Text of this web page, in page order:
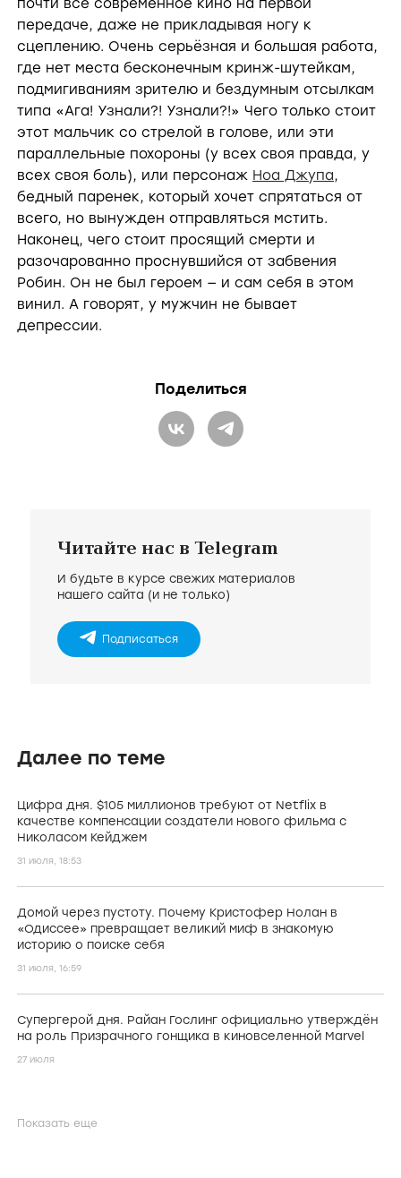
y
V
i
d
e
почти все современное кино на первой
передаче, даже не прикладывая ногу к
сцеплению. Очень серьёзная и большая работа,
где нет места бесконечным кринж-шутейкам,
подмигиваниям зрителю и бездумным отсылкам
типа «Ага! Узнали?! Узнали?!» Чего только стоит
этот мальчик со стрелой в голове, или эти
параллельные похороны (у всех своя правда, у
всех своя боль), или персонаж Ноа Джупа,
бедный паренек, который хочет спрятаться от
всего, но вынужден отправляться мстить.
Наконец, чего стоит просящий смерти и
разочарованно проснувшийся от забвения
Робин. Он не был героем — и сам себя в этом
винил. А говорят, у мужчин не бывает
депрессии.
Поделиться
Читайте нас в Telegram
И будьте в курсе свежих материалов
нашего сайта (и не только)
Подписаться
Далее по теме
Цифра дня. $105 миллионов требуют от Netflix в
качестве компенсации создатели нового фильма с
Николасом Кейджем
31 июля, 18:53
Домой через пустоту. Почему Кристофер Нолан в
«Одиссее» превращает великий миф в знакомую
историю о поиске себя
31 июля, 16:59
Супергерой дня. Райан Гослинг официально утверждён
на роль Призрачного гонщика в киновселенной Marvel
27 июля
Показать еще